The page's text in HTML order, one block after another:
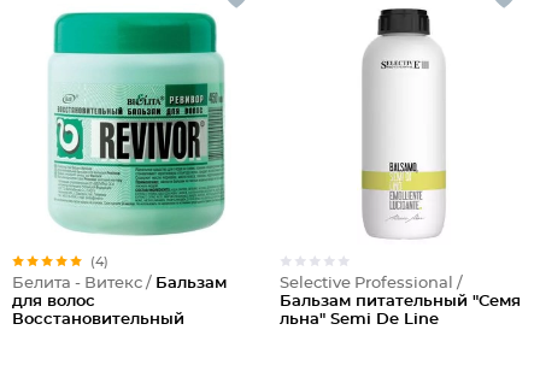
(4)
Белита - Витекс / Бальзам
для волос
Восстановительный
Selective Professional /
Бальзам питательный "Семя
льна" Semi De Line